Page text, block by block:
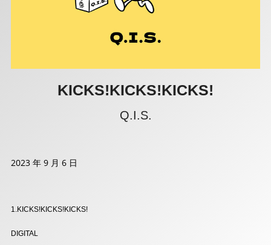
KICKS!KICKS!KICKS!
Q.I.S.
2023 年 9 月 6 日
1.KICKS!KICKS!KICKS!
DIGITAL